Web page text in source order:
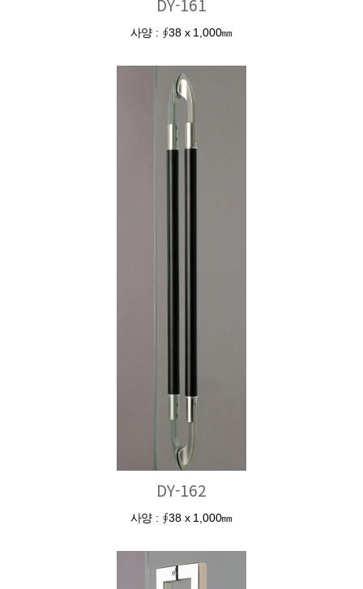
DY-161
사양 : ∮38 x 1,000㎜
DY-162
사양 : ∮38 x 1,000㎜